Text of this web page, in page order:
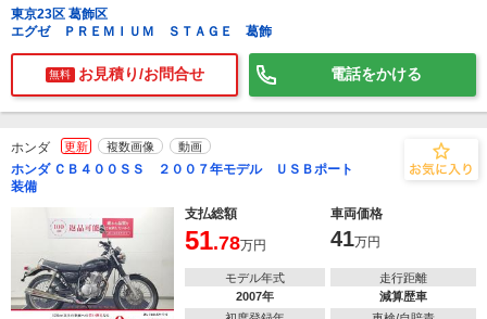
東京23区 葛飾区
エグゼ ＰＲＥＭＩＵＭ ＳＴＡＧＥ 葛飾
無料 お見積り/お問合せ 電話をかける
ホンダ 更新 複数画像 動画
ホンダ ＣＢ４００ＳＳ ２００７年モデル ＵＳＢポート
装備
支払総額
車両価格
51.78万円 41万円
モデル年式
2007年
走行距離
減算歴車